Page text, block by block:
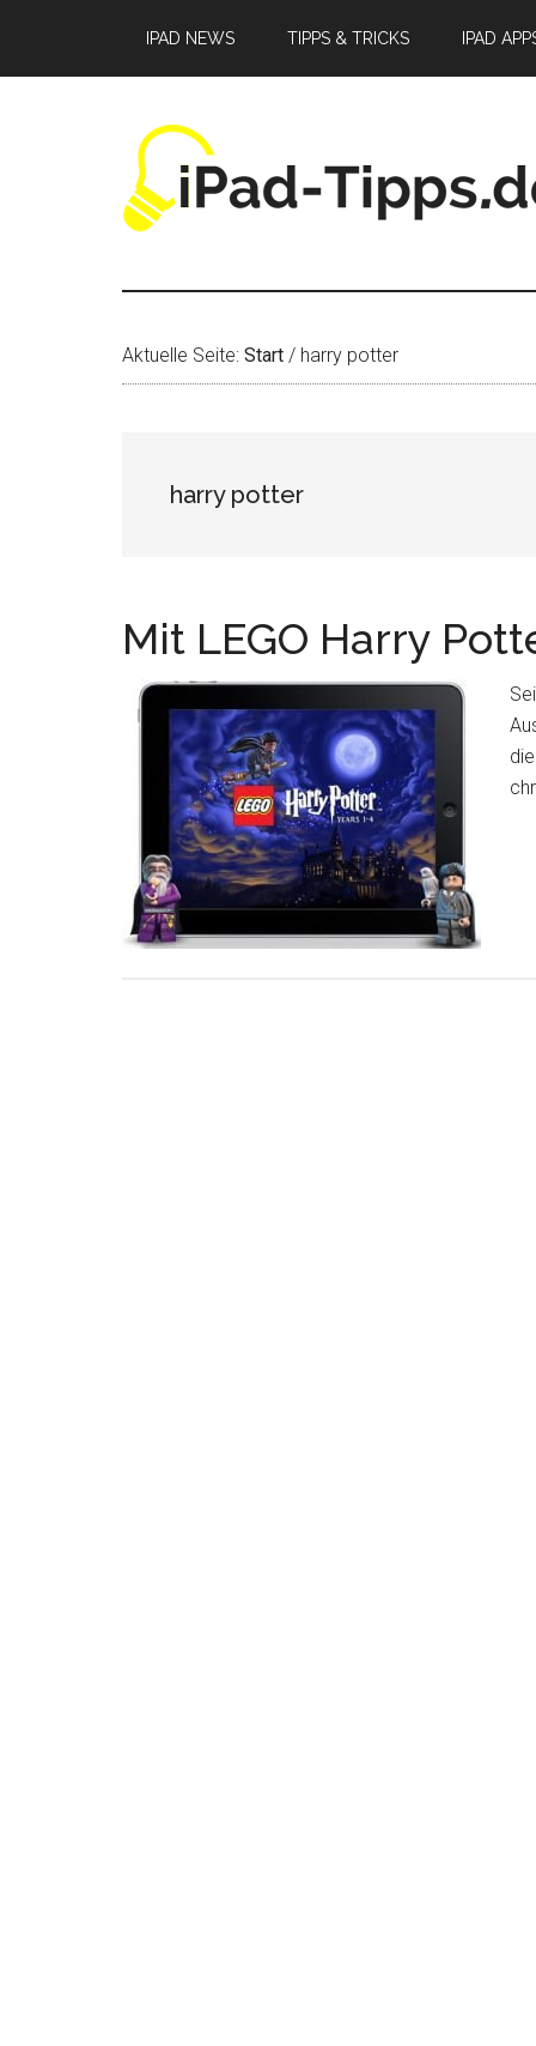
springen
springen
springen
IPAD NEWS TIPPS & TRICKS IPAD
Aktuelle Seite: Start / harry potter
harry potter
Mit LEGO Harry